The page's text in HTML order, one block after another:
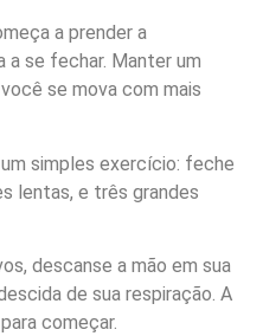
a prender a
a se fechar. Manter um
se mova com mais
simples exercício: feche
lentas, e três grandes
descanse a mão em sua
de sua respiração. A
começar.